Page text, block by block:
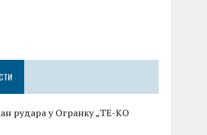
рудара у Огранку „ТЕ-KО